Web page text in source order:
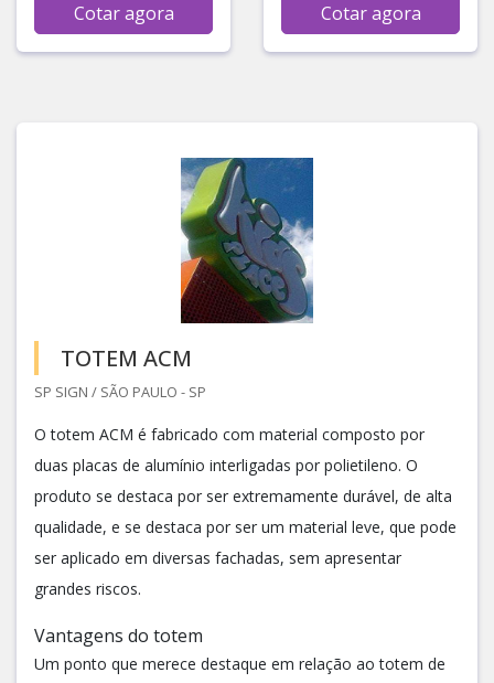
Cotar agora Cotar agora
TOTEM ACM
SP SIGN / SÃO PAULO - SP
O totem ACM é fabricado com material composto por
duas placas de alumínio interligadas por polietileno. O
produto se destaca por ser extremamente durável, de alta
qualidade, e se destaca por ser um material leve, que pode
ser aplicado em diversas fachadas, sem apresentar
grandes riscos.
Vantagens do totem
Um ponto que merece destaque em relação ao totem de